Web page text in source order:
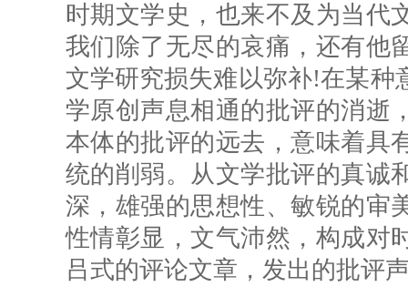
时期文学史，也来不及为当代
我们除了无尽的哀痛，还有他
文学研究损失难以弥补!在某种
学原创声息相通的批评的消逝
本体的批评的远去，意味着具
统的削弱。从文学批评的真诚
深，雄强的思想性、敏锐的审
性情彰显，文气沛然，构成对
吕式的评论文章，发出的批评